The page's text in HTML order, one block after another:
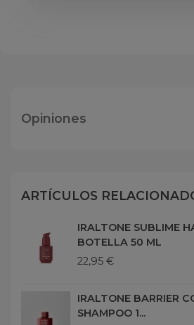
Opiniones
ARTÍCULOS
IRALTONE SUBLIME
BOTELLA 50 ML
22,95 €
IRALTONE BARRIER
SHAMPOO 1...